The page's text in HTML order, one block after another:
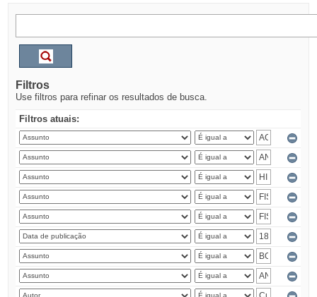
Filtros
Use filtros para refinar os resultados de busca.
Filtros atuais: